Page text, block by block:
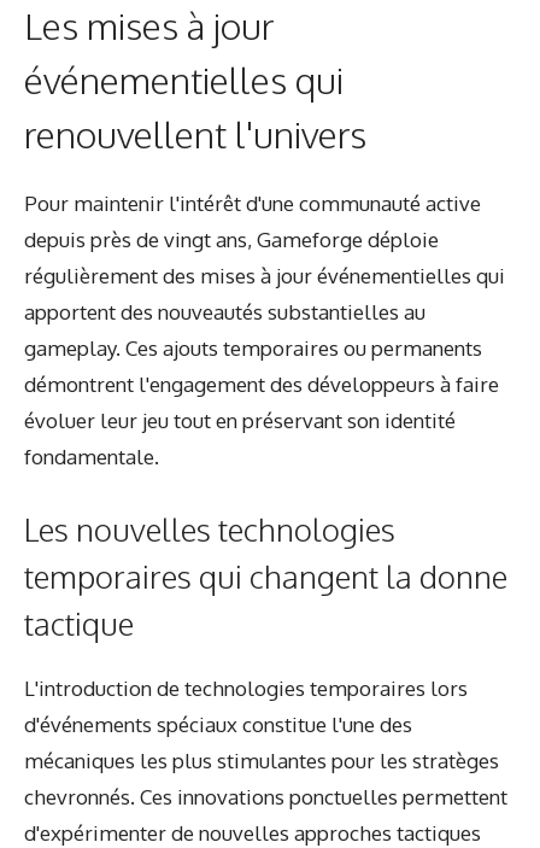
Les mises à jour
événementielles qui
renouvellent l'univers
Pour maintenir l'intérêt d'une communauté active
depuis près de vingt ans, Gameforge déploie
régulièrement des mises à jour événementielles qui
apportent des nouveautés substantielles au
gameplay. Ces ajouts temporaires ou permanents
démontrent l'engagement des développeurs à faire
évoluer leur jeu tout en préservant son identité
fondamentale.
Les nouvelles technologies
temporaires qui changent la donne
tactique
L'introduction de technologies temporaires lors
d'événements spéciaux constitue l'une des
mécaniques les plus stimulantes pour les stratèges
chevronnés. Ces innovations ponctuelles permettent
d'expérimenter de nouvelles approches tactiques